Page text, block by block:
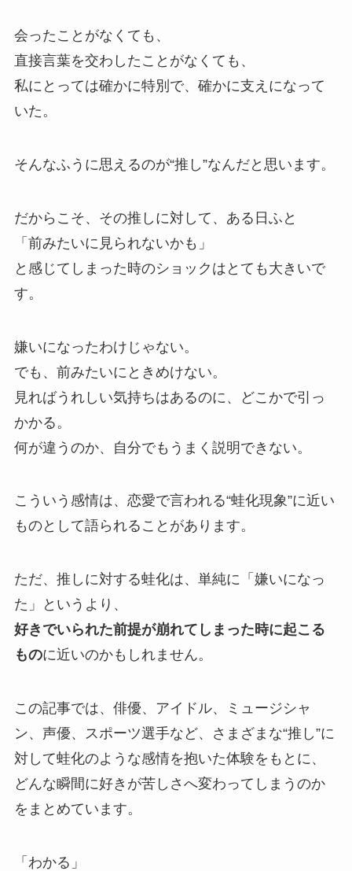
会ったことがなくても、
直接言葉を交わしたことがなくても、
私にとっては確かに特別で、確かに支えになって
いた。
そんなふうに思えるのが“推し”なんだと思います。
だからこそ、その推しに対して、ある日ふと
「前みたいに見られないかも」
と感じてしまった時のショックはとても大きいで
す。
嫌いになったわけじゃない。
でも、前みたいにときめけない。
見ればうれしい気持ちはあるのに、どこかで引っ
かかる。
何が違うのか、自分でもうまく説明できない。
こういう感情は、恋愛で言われる“蛙化現象”に近い
ものとして語られることがあります。
ただ、推しに対する蛙化は、単純に「嫌いになっ
た」というより、
好きでいられた前提が崩れてしまった時に起こる
ものに近いのかもしれません。
この記事では、俳優、アイドル、ミュージシャ
ン、声優、スポーツ選手など、さまざまな“推し”に
対して蛙化のような感情を抱いた体験をもとに、
どんな瞬間に好きが苦しさへ変わってしまうのか
をまとめています。
「わかる」